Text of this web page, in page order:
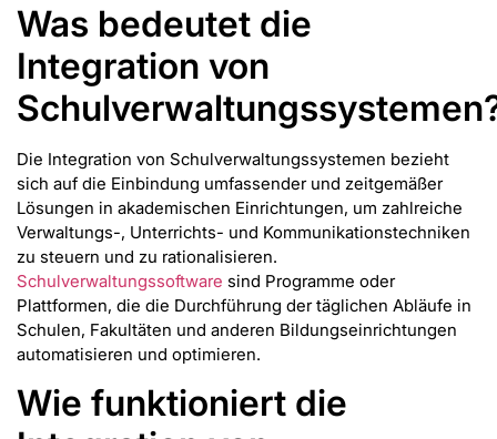
Was bedeutet die
Integration von
Die Integration von Schulverwaltungssystemen bezieht
sich auf die Einbindung umfassender und zeitgemäßer
Lösungen in akademischen Einrichtungen, um zahlreiche
Verwaltungs-, Unterrichts- und Kommunikationstechniken
zu steuern und zu rationalisieren.
Schulverwaltungssoftware sind Programme oder
Plattformen, die die Durchführung der täglichen Abläufe in
Schulen, Fakultäten und anderen Bildungseinrichtungen
automatisieren und optimieren.
Wie funktioniert die